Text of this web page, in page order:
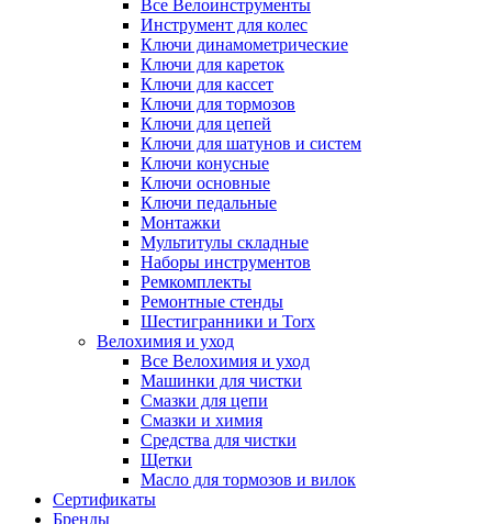
Все Велоинструменты
Инструмент для колес
Ключи динамометрические
Ключи для кареток
Ключи для кассет
Ключи для тормозов
Ключи для цепей
Ключи для шатунов и систем
Ключи конусные
Ключи основные
Ключи педальные
Монтажки
Мультитулы складные
Наборы инструментов
Ремкомплекты
Ремонтные стенды
Шестигранники и Torx
Велохимия и уход
Все Велохимия и уход
Машинки для чистки
Смазки для цепи
Смазки и химия
Средства для чистки
Щетки
Масло для тормозов и вилок
Сертификаты
Бренды